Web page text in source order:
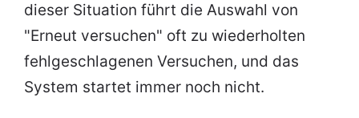
dieser Situation führt die Auswahl von
"Erneut versuchen" oft zu wiederholten
fehlgeschlagenen Versuchen, und das
System startet immer noch nicht.